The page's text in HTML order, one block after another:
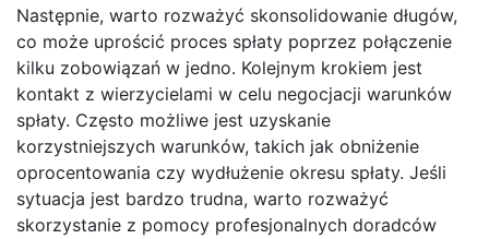
Następnie, warto rozważyć skonsolidowanie długów,
co może uprościć proces spłaty poprzez połączenie
kilku zobowiązań w jedno. Kolejnym krokiem jest
kontakt z wierzycielami w celu negocjacji warunków
spłaty. Często możliwe jest uzyskanie
korzystniejszych warunków, takich jak obniżenie
oprocentowania czy wydłużenie okresu spłaty. Jeśli
sytuacja jest bardzo trudna, warto rozważyć
skorzystanie z pomocy profesjonalnych doradców